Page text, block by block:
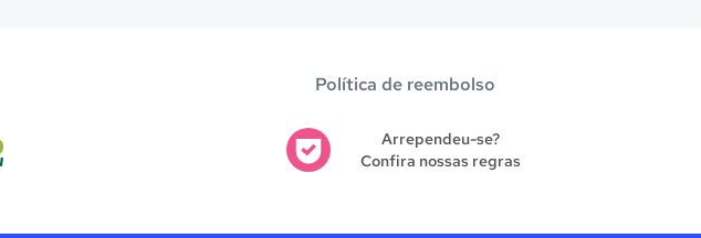
Política de reembolso
Arrependeu-se?
Confira nossas regras